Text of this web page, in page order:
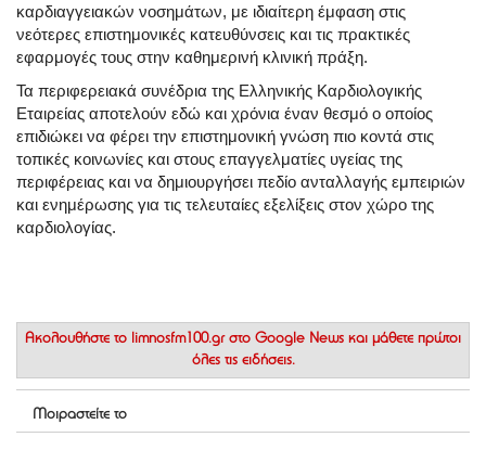
καρδιαγγειακών νοσημάτων, με ιδιαίτερη έμφαση στις
νεότερες επιστημονικές κατευθύνσεις και τις πρακτικές
εφαρμογές τους στην καθημερινή κλινική πράξη.
Τα περιφερειακά συνέδρια της Ελληνικής Καρδιολογικής
Εταιρείας αποτελούν εδώ και χρόνια έναν θεσμό ο οποίος
επιδιώκει να φέρει την επιστημονική γνώση πιο κοντά στις
τοπικές κοινωνίες και στους επαγγελματίες υγείας της
περιφέρειας και να δημιουργήσει πεδίο ανταλλαγής εμπειριών
και ενημέρωσης για τις τελευταίες εξελίξεις στον χώρο της
καρδιολογίας.
Ακολουθήστε το limnosfm100.gr στο Google News και μάθετε πρώτοι
όλες τις ειδήσεις.
Μοιραστείτε το